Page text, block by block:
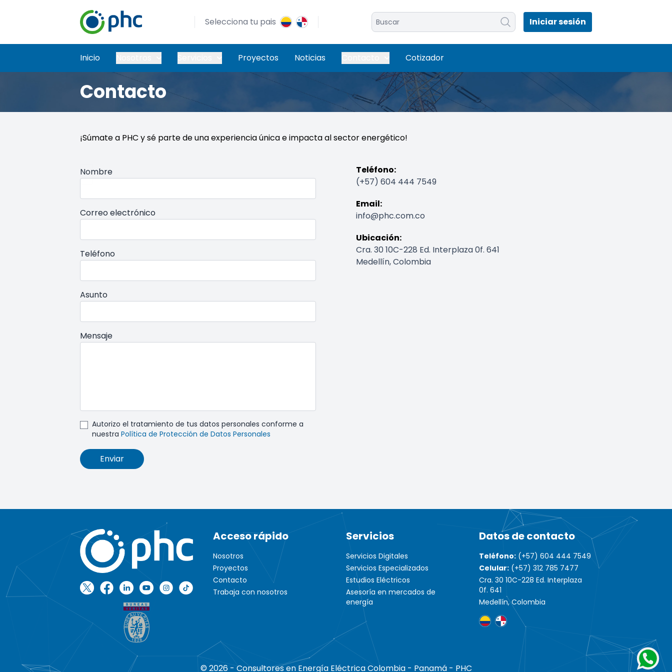
Selecciona tu pais Iniciar sesión
Inicio Proyectos Noticias Cotizador
Contacto
¡Súmate a PHC y sé parte de una experiencia única e impacta al sector energético!
Nombre
Correo electrónico
Teléfono
Asunto
Mensaje
Autorizo el tratamiento de tus datos personales conforme a
nuestra Política de Protección de Datos Personales
Enviar
Teléfono:
(+57) 604 444 7549
Email:
info@phc.com.co
Ubicación:
Cra. 30 10C-228 Ed. Interplaza 0f. 641
Medellín, Colombia
Acceso rápido
Nosotros
Proyectos
Contacto
Trabaja con nosotros
Servicios
Servicios Digitales
Servicios Especializados
Estudios Eléctricos
Asesoría en mercados de
energía
Datos de contacto
Teléfono:(+57) 604 444 7549
Celular:(+57) 312 785 7477
Cra. 30 10C-228 Ed. Interplaza
0f. 641
Medellín, Colombia
© 2026 - Consultores en Energía Eléctrica Colombia - Panamá - PHC